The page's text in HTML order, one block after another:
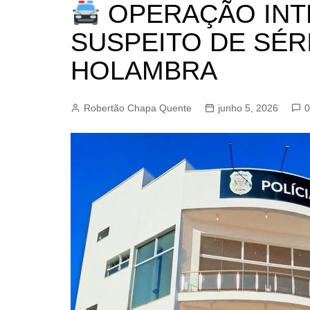
JUNDIAÍ
MOGI
MOGI
OPERAÇÃO
SUSPEITO DE
HOLAMBRA
Robertão Chapa Quente junho 5, 2026 0